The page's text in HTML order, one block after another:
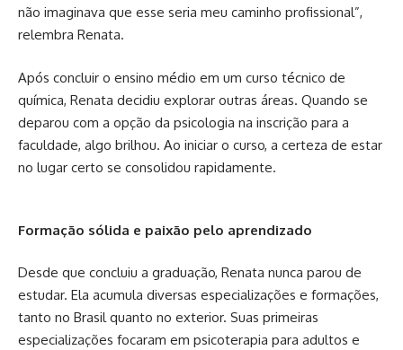
não imaginava que esse seria meu caminho profissional”,
relembra Renata.
Após concluir o ensino médio em um curso técnico de
química, Renata decidiu explorar outras áreas. Quando se
deparou com a opção da psicologia na inscrição para a
faculdade, algo brilhou. Ao iniciar o curso, a certeza de estar
no lugar certo se consolidou rapidamente.
Formação sólida e paixão pelo aprendizado
Desde que concluiu a graduação, Renata nunca parou de
estudar. Ela acumula diversas especializações e formações,
tanto no Brasil quanto no exterior. Suas primeiras
especializações focaram em psicoterapia para adultos e